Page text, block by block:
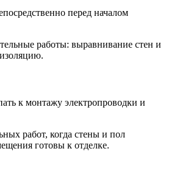
перед началом
работы: выравнивание стен и
к монтажу электропроводки и
работ, когда стены и пол
готовы к отделке.